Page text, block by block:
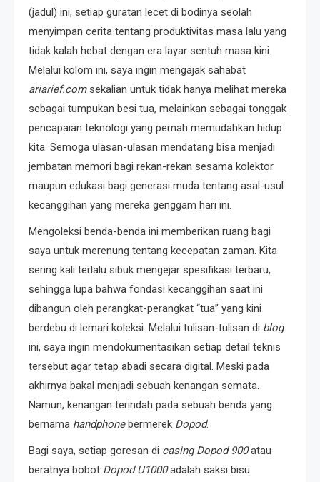
(jadul) ini, setiap guratan lecet di bodinya seolah
menyimpan cerita tentang produktivitas masa lalu yang
tidak kalah hebat dengan era layar sentuh masa kini.
Melalui kolom ini, saya ingin mengajak sahabat
ariarief.comsekalian untuk tidak hanya melihat mereka
sebagai tumpukan besi tua, melainkan sebagai tonggak
pencapaian teknologi yang pernah memudahkan hidup
kita. Semoga ulasan-ulasan mendatang bisa menjadi
jembatan memori bagi rekan-rekan sesama kolektor
maupun edukasi bagi generasi muda tentang asal-usul
kecanggihan yang mereka genggam hari ini.
Mengoleksi benda-benda ini memberikan ruang bagi
saya untuk merenung tentang kecepatan zaman. Kita
sering kali terlalu sibuk mengejar spesifikasi terbaru,
sehingga lupa bahwa fondasi kecanggihan saat ini
dibangun oleh perangkat-perangkat “tua” yang kini
berdebu di lemari koleksi. Melalui tulisan-tulisan di blog
ini, saya ingin mendokumentasikan setiap detail teknis
tersebut agar tetap abadi secara digital. Meski pada
akhirnya bakal menjadi sebuah kenangan semata.
Namun, kenangan terindah pada sebuah benda yang
bernama handphonebermerek Dopod.
Bagi saya, setiap goresan di casingDopod 900atau
beratnya bobot Dopod U1000adalah saksi bisu